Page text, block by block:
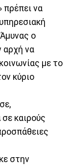
πρέπει να
ο
αρχή να
με το
κύριο
σε καιρούς
στην